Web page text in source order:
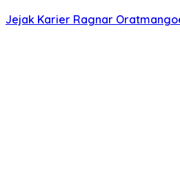
Jejak Karier Ragnar